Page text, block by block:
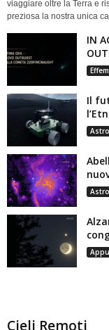
viaggiare oltre la Terra e
preziosa la nostra unica
IN
Il
Cieli Remoti